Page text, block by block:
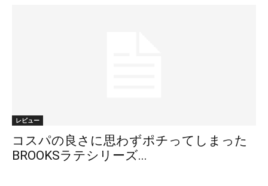
レビュー
コスパの良さに思わずポチってしまった
BROOKSラテシリーズ...